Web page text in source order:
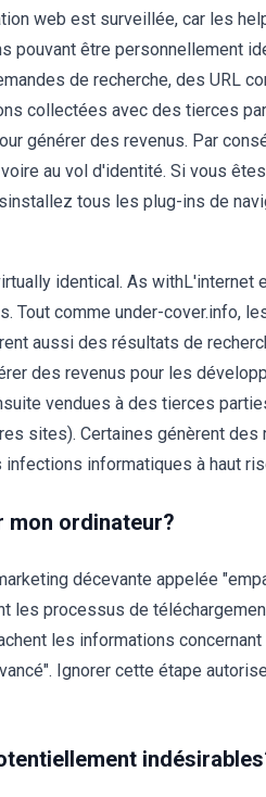
web est surveillée, car les
pouvant être personnellement
de recherche, des URL
collectées avec des tierces
générer des revenus. Par
au vol d'identité. Si vous
tous les plug-ins de
identical. As withL'internet
Tout comme under-cover.info,
aussi des résultats de
des revenus pour les
vendues à des tierces
sites). Certaines génèrent des
informatiques à haut
mon ordinateur?
décevante appelée
les processus de
les informations
Ignorer cette étape